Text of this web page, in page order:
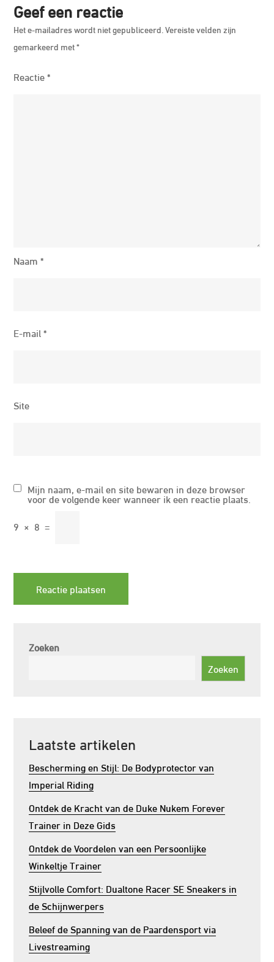
Geef een reactie
Het e-mailadres wordt niet gepubliceerd. Vereiste velden zijn
gemarkeerd met*
Reactie*
Naam*
E-mail*
Site
Mijn naam, e-mail en site bewaren in deze browser
voor de volgende keer wanneer ik een reactie plaats.
9 × 8 =
Zoeken
Zoeken
Laatste artikelen
Bescherming en Stijl: De Bodyprotector van
Imperial Riding
Ontdek de Kracht van de Duke Nukem Forever
Trainer in Deze Gids
Ontdek de Voordelen van een Persoonlijke
Winkeltje Trainer
Stijlvolle Comfort: Dualtone Racer SE Sneakers in
de Schijnwerpers
Beleef de Spanning van de Paardensport via
Livestreaming